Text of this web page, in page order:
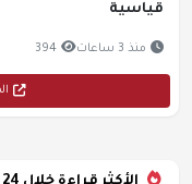
قياسية
منذ 3 ساعات 394